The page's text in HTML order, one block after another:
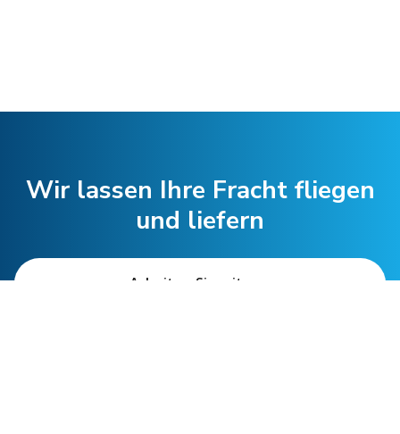
Wir lassen Ihre Fracht fliegen
und liefern
Arbeiten Sie mit uns